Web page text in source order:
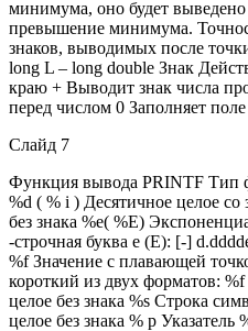
минимума, оно будет
превышение минимума.
знаков, выводимых после
long L – long double Знак
краю + Выводит знак числа
перед числом 0 Заполняет
Слайд 7
Функция вывода PRINTF Тип
%d ( % i ) Десятичное целое со
без знака %е( %Е)
-строчная буква е (Е): [-]
%f Значение с плавающей
короткий из двух форматов:
целое без знака %s Строка
целое без знака % р